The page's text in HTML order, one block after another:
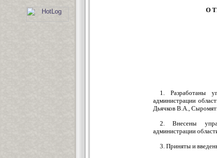
О
1. Разработаны
администрации
Дьячков В.А.,
2. Внесены
администрации
3. Приняты и